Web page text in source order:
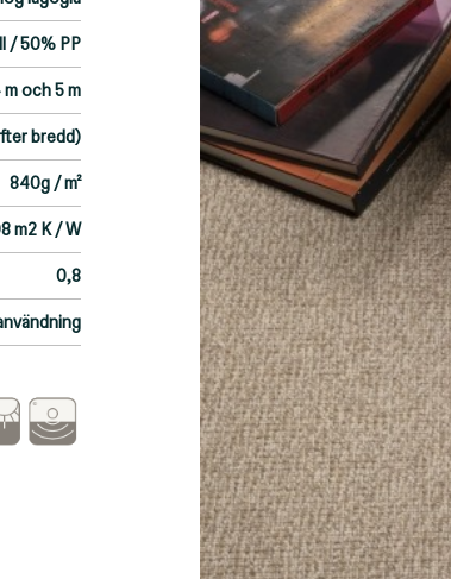
/ 50% PP
m och 5 m
bredd)
840g / m²
m2 K / W
0,8